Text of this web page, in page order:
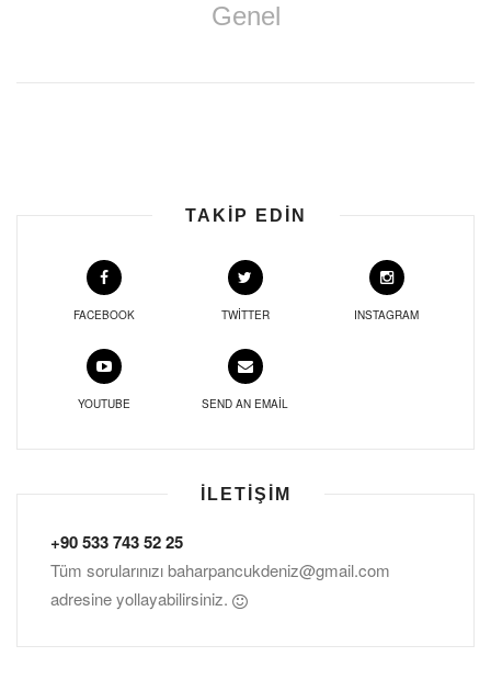
Genel
TAKIP EDIN
FACEBOOK TWITTER INSTAGRAM
YOUTUBE SEND AN EMAIL
İLETIŞIM
+90 533 743 52 25
Tüm sorularınızıbaharpancukdeniz@gmail.com
adresine yollayabilirsiniz.